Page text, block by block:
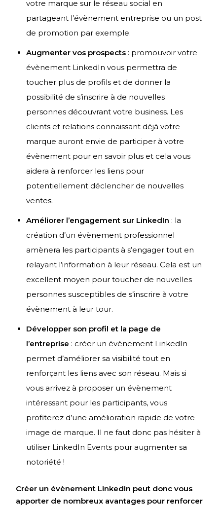
votre marque sur le réseau social en
partageant l’évènement entreprise ou un post
de promotion par exemple.
Augmenter vos prospects : promouvoir votre
évènement LinkedIn vous permettra de
toucher plus de profils et de donner la
possibilité de s’inscrire à de nouvelles
personnes découvrant votre business. Les
clients et relations connaissant déjà votre
marque auront envie de participer à votre
évènement pour en savoir plus et cela vous
aidera à renforcer les liens pour
potentiellement déclencher de nouvelles
ventes.
Améliorer l’engagement sur LinkedIn : la
création d’un évènement professionnel
amènera les participants à s’engager tout en
relayant l’information à leur réseau. Cela est un
excellent moyen pour toucher de nouvelles
personnes susceptibles de s’inscrire à votre
évènement à leur tour.
Développer son profil et la page de
l’entreprise : créer un évènement LinkedIn
permet d’améliorer sa visibilité tout en
renforçant les liens avec son réseau. Mais si
vous arrivez à proposer un évènement
intéressant pour les participants, vous
profiterez d’une amélioration rapide de votre
image de marque. Il ne faut donc pas hésiter à
utiliser LinkedIn Events pour augmenter sa
notoriété !
Créer un évènement LinkedIn peut donc vous
apporter de nombreux avantages pour renforcer